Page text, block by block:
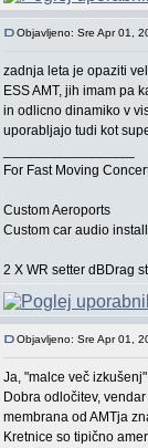
Objavljeno: Sre Apr 01,
zadnja leta je opaziti
ESS AMT, jih imam pa
in odlicno dinamiko v
uporabljajo tudi kot
For Fast Moving
Custom Aeroports
Custom car audio
2 X WR setter dBDrag
Objavljeno: Sre Apr 01,
Ja, "malce več
Dobra odločitev,
membrana od AMTja
Kretnice so tipično